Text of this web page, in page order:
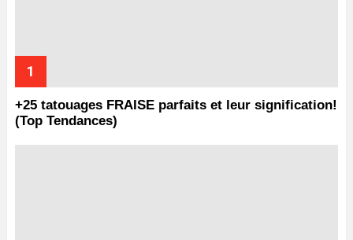
+25 tatouages ​​FRAISE parfaits et leur signification!
(Top Tendances)